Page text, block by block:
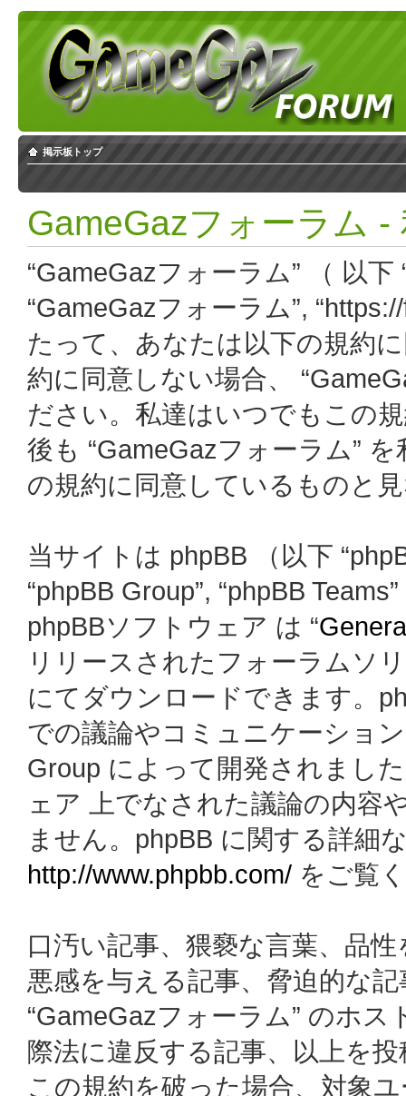
掲示板トップ
GameGazフォーラム -
“GameGazフォーラム” （ 以下
“GameGazフォーラム”,
たって、あなたは以下の規約
約に同意しない場合、
ださい。私達はいつでもこの
後も “GameGazフォーラム”
の規約に同意しているものと
当サイトは phpBB （以下
“phpBB Group”, “phpBB
phpBBソフトウェア は “
リリースされたフォーラムソ
にてダウンロードできます。
での議論やコミュニケーショ
Group によって開発されまし
ェア 上でなされた議論の内容
ません。phpBB に関する詳細
http://www.phpbb.com/ をご覧
口汚い記事、猥褻な言葉、品
悪感を与える記事、脅迫的な
“GameGazフォーラム” のホ
際法に違反する記事、以上を
この規約を破った場合、対象